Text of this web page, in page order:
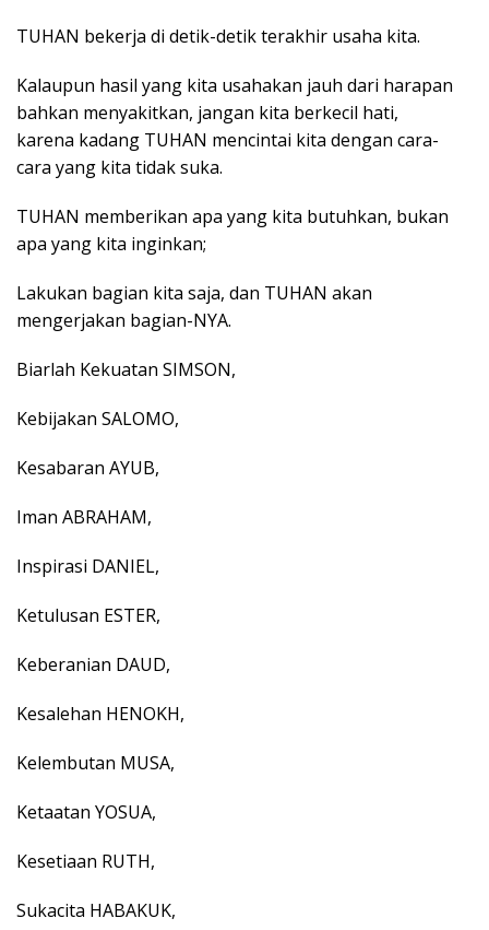
TUHAN bekerja di detik-detik terakhir usaha kita.
Kalaupun hasil yang kita usahakan jauh dari harapan
bahkan menyakitkan, jangan kita berkecil hati,
karena kadang TUHAN mencintai kita dengan cara-
cara yang kita tidak suka.
TUHAN memberikan apa yang kita butuhkan, bukan
apa yang kita inginkan;
Lakukan bagian kita saja, dan TUHAN akan
mengerjakan bagian-NYA.
Biarlah Kekuatan SIMSON,
Kebijakan SALOMO,
Kesabaran AYUB,
Iman ABRAHAM,
Inspirasi DANIEL,
Ketulusan ESTER,
Keberanian DAUD,
Kesalehan HENOKH,
Kelembutan MUSA,
Ketaatan YOSUA,
Kesetiaan RUTH,
Sukacita HABAKUK,